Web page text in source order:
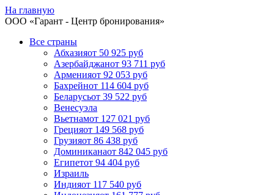
На главную
ООО «Гарант - Центр бронирования»
Все страны
Абхазияот 50 925 руб
Азербайджанот 93 711 руб
Арменияот 92 053 руб
Бахрейнот 114 604 руб
Беларусьот 39 522 руб
Венесуэла
Вьетнамот 127 021 руб
Грецияот 149 568 руб
Грузияот 86 438 руб
Доминиканаот 842 045 руб
Египетот 94 404 руб
Израиль
Индияот 117 540 руб